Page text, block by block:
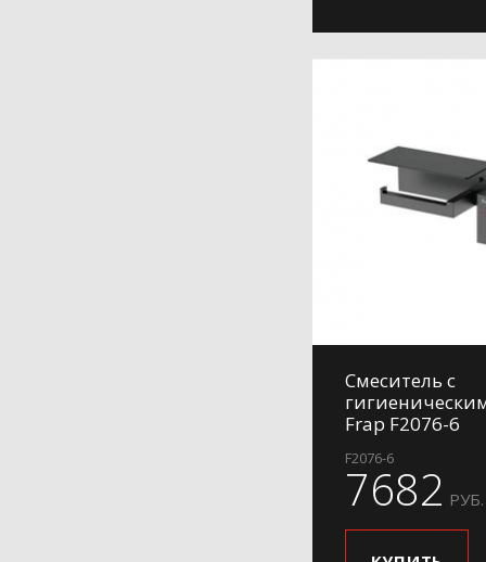
Смеситель с
Frap F2076-6
F2076-6
7682 РУБ.